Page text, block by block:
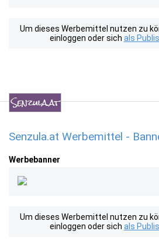
Um dieses Werbemittel nutzen zu
einloggen oder sich als
Senzula.at Werbemittel -
Werbebanner
Um dieses Werbemittel nutzen zu
einloggen oder sich als